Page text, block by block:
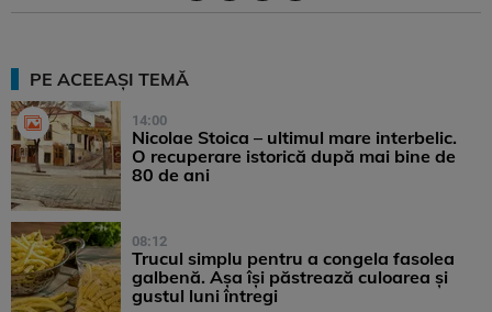
PE ACEEAȘI TEMĂ
14:00
Nicolae Stoica – ultimul mare interbelic.
O recuperare istorică după mai bine de
80 de ani
08:12
Trucul simplu pentru a congela fasolea
galbenă. Așa își păstrează culoarea și
gustul luni întregi